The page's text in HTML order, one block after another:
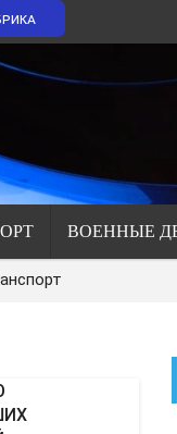
ВОЕННЫЕ